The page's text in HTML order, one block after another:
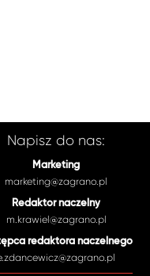
Napisz do nas:
Marketing
marketing@zagrano.pl
Redaktor naczelny
m.krawiel@zagrano.pl
redaktora naczelnego